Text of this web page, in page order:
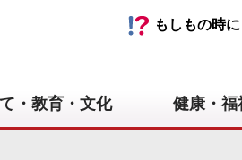
もしもの時に
・教育・文化 健康・福